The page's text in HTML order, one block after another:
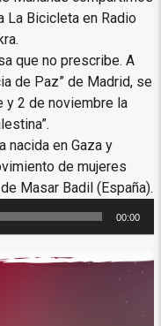
La Bicicleta en Radio
que no prescribe. A
de Paz” de Madrid, se
y 2 de noviembre la
nacida en Gaza y
de mujeres
Masar Badil (España).
00:00